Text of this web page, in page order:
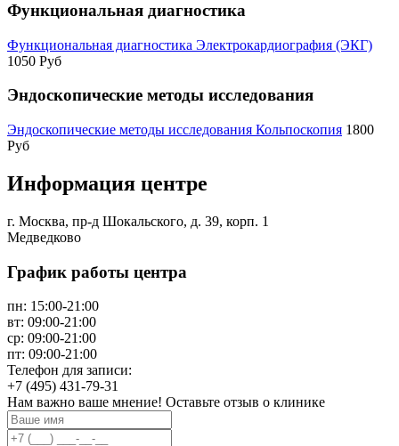
Функциональная диагностика
Функциональная диагностика Электрокардиография (ЭКГ)
1050 Руб
Эндоскопические методы исследования
Эндоскопические методы исследования Кольпоскопия 1800
Руб
Информация центре
г. Москва, пр-д Шокальского, д. 39, корп. 1
Медведково
График работы центра
пн: 15:00-21:00
вт: 09:00-21:00
ср: 09:00-21:00
пт: 09:00-21:00
Телефон для записи:
+7 (495) 431-79-31
Нам важно ваше мнение! Оставьте отзыв о клинике